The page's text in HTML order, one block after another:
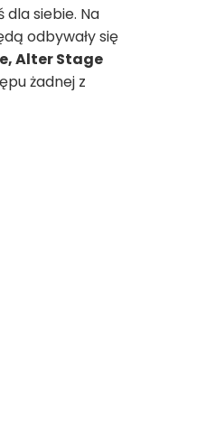
siebie. Na
odbywały się
Alter Stage
żadnej z